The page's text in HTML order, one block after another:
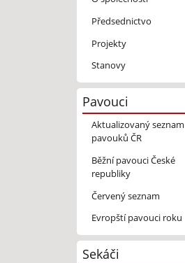
Předsednictvo
Projekty
Stanovy
Pavouci
Aktualizovaný seznam
pavouků ČR
Běžní pavouci České
republiky
Červený seznam
Evropští pavouci roku
Sekáči